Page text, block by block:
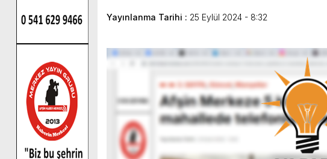
Yayınlanma Tarihi : 25 Eylül 2024 - 8:32